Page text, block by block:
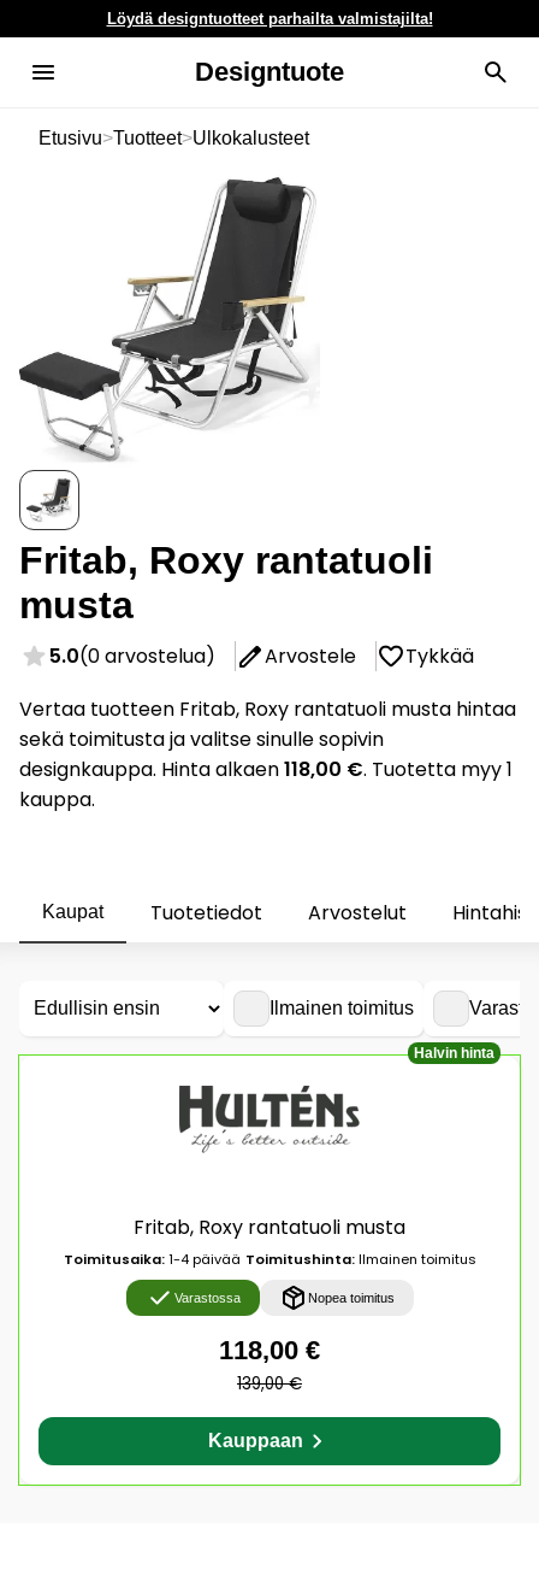
Löydä designtuotteet parhailta valmistajilta!
Designtuote
Etusivu>Tuotteet>Ulkokalusteet
Fritab, Roxy rantatuoli
musta
5.0(0 arvostelua) Arvostele
Tykkää
Vertaa tuotteen Fritab, Roxy rantatuoli musta hintaa
sekä toimitusta ja valitse sinulle sopivin
designkauppa. Hinta alkaen118,00 €. Tuotetta myy 1
kauppa.
Kaupat Tuotetiedot Arvostelut
Ilmainen toimitus
Halvin hinta
Fritab, Roxy rantatuoli musta
Toimitusaika:1-4 päivää Toimitushinta:Ilmainen toimitus
Varastossa Nopea toimitus
118,00 €
139,00 €
Kauppaan